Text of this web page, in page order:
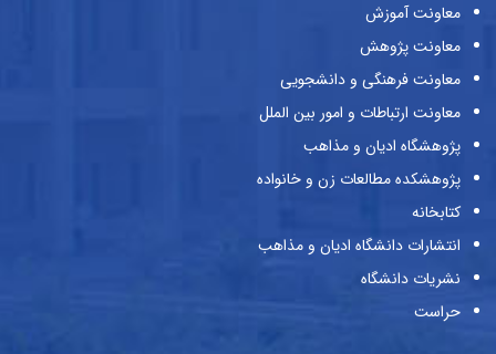
معاونت آموزش
معاونت پژوهش
معاونت فرهنگی و دانشجویی
معاونت ارتباطات و امور بین الملل
پژوهشگاه ادیان و مذاهب
پژوهشکده مطالعات زن و خانواده
کتابخانه
انتشارات دانشگاه ادیان و مذاهب
نشریات دانشگاه
حراست